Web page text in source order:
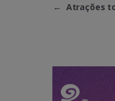
← Atrações